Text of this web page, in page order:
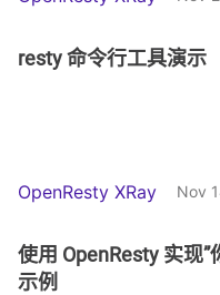
resty 命令行工具演示
OpenResty XRay Nov
使用 OpenResty 实现”
示例